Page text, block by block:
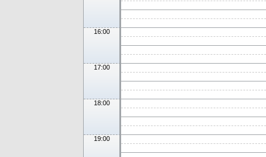
16:00
17:00
18:00
19:00